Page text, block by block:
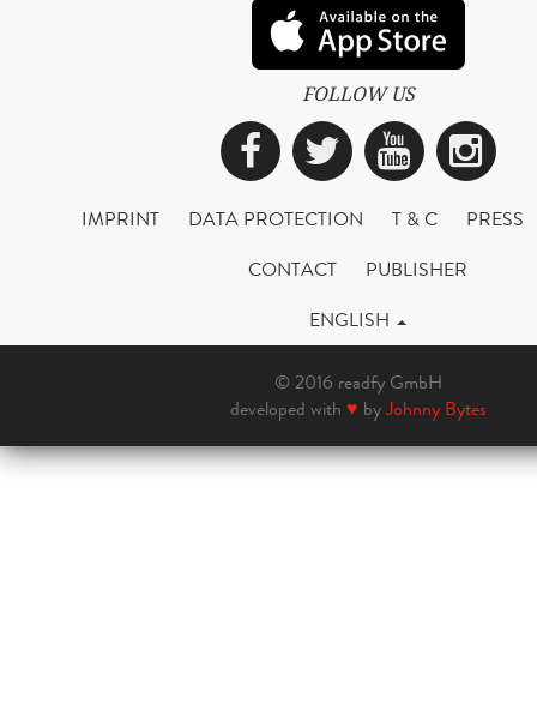
FOLLOW US
Facebook
Twitter
IMPRINT DATA PROTECTION T & C
PRESS
CONTACT
PUBLISHER
ENGLISH
© 2016 readfy GmbH
developed with ♥ byJohnny Bytes